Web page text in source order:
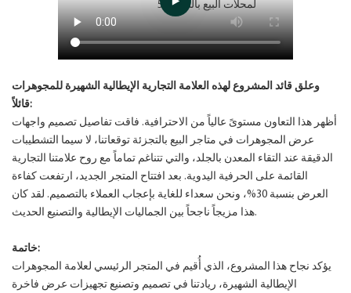
وعلق قائد المشروع لهذه العلامة التجارية الإيطالية الشهيرة للمجوهرات
قائلاً:
أظهر هذا التعاون مستوىً عالياً من الاحترافية. فاقت تفاصيل تصميم واجهات
عرض المجوهرات في متاجر البيع بالتجزئة توقعاتنا، لا سيما التشطيبات
الدقيقة عند التقاء المعدن بالجلد، والتي تتناغم تماماً مع روح علامتنا التجارية
القائمة على الحرفية اليدوية. بعد افتتاح المتجر الجديد، ارتفعت كفاءة
العرض بنسبة 30%، ونحن سعداء للغاية بإعجاب العملاء بالتصميم. لقد كان
هذا مزيجاً ناجحاً بين الجماليات الإيطالية والتصنيع الحديث.
خاتمة:
يؤكد نجاح هذا المشروع، الذي أُقيم في المتجر الرئيسي لعلامة المجوهرات
الإيطالية الشهيرة، ريادتنا في تصميم وتصنيع تجهيزات عرض فاخرة